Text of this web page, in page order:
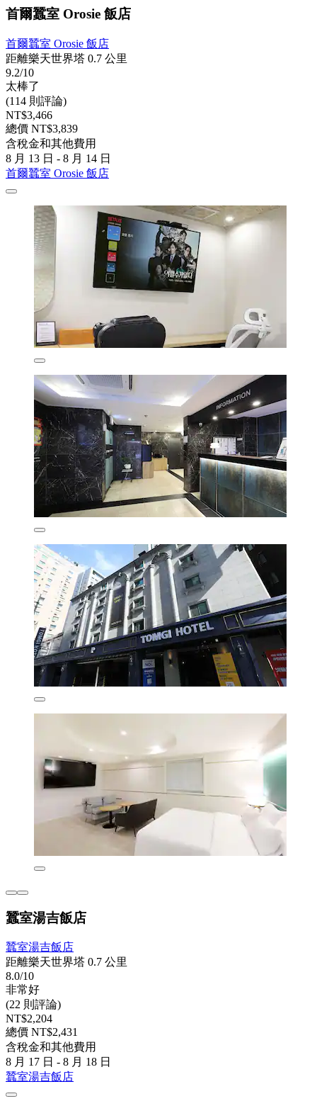
首爾蠶室 Orosie 飯店
首爾蠶室 Orosie 飯店
距離樂天世界塔 0.7 公里
9.2/10
太棒了
(114 則評論)
NT$3,466
總價 NT$3,839
含稅金和其他費用
8 月 13 日 - 8 月 14 日
首爾蠶室 Orosie 飯店
蠶室湯吉飯店
蠶室湯吉飯店
距離樂天世界塔 0.7 公里
8.0/10
非常好
(22 則評論)
NT$2,204
總價 NT$2,431
含稅金和其他費用
8 月 17 日 - 8 月 18 日
蠶室湯吉飯店